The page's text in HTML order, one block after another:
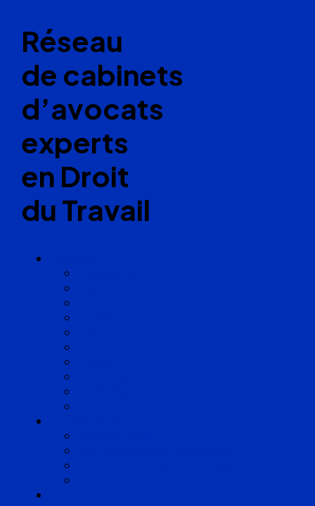
Réseau
de cabinets
d’avocats
experts
en Droit
du Travail